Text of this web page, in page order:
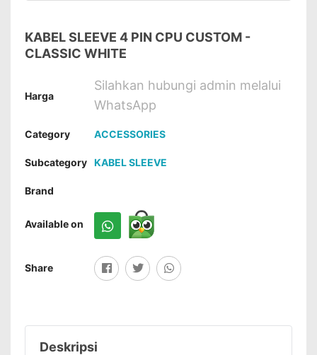
KABEL SLEEVE 4 PIN CPU CUSTOM -
CLASSIC WHITE
Harga
Silahkan hubungi admin melalui
WhatsApp
Category ACCESSORIES
Subcategory KABEL SLEEVE
Brand
Available on
Share
Deskripsi